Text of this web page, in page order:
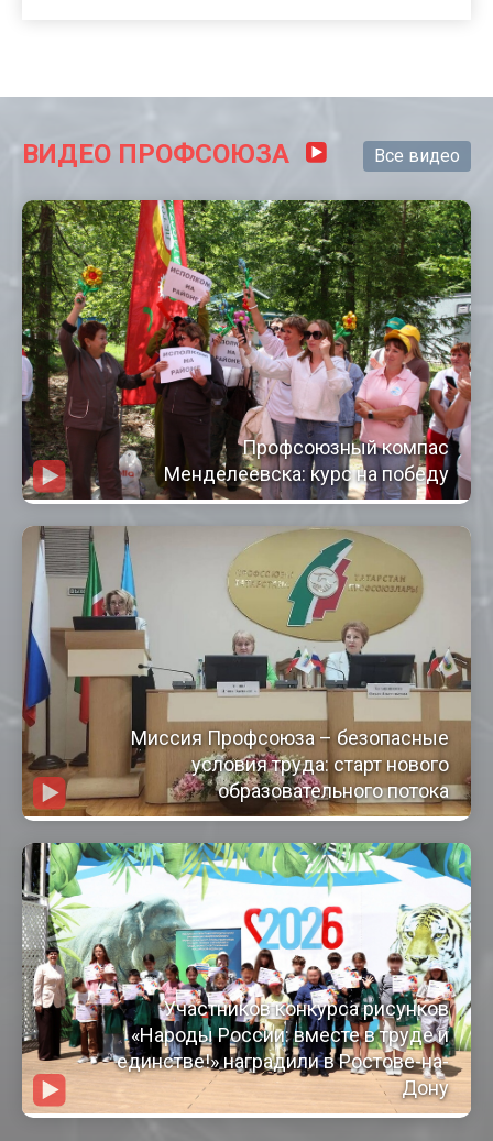
ВИДЕО ПРОФСОЮЗА Все видео
Профсоюзный компас
Менделеевска: курс на победу
Миссия Профсоюза – безопасные
условия труда: старт нового
образовательного потока
Участников конкурса рисунков
«Народы России: вместе в труде и
единстве!» наградили в Ростове-на-
Дону